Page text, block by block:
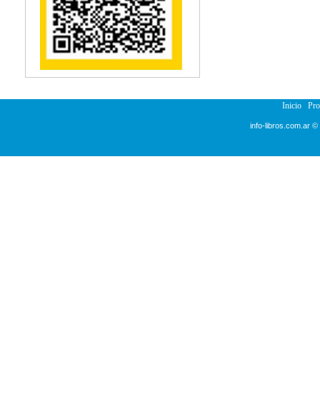
Reumatología
Salud Pública
Sección Medicina
Semiología
Terapia Ocupacional
Veterinaria
Inicio
info-libros.com.ar